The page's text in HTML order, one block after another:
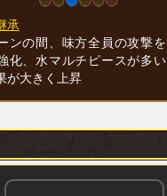
承
ンの間、味方全員の攻撃を
化、水マルチピースが多い
が大きく上昇